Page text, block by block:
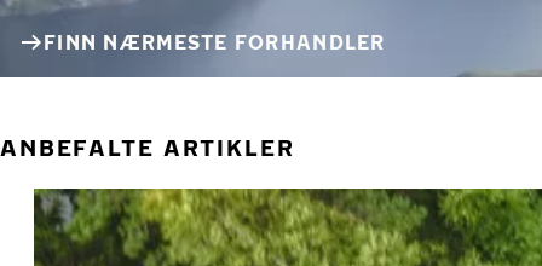
FINN NÆRMESTE FORHANDLER
ANBEFALTE ARTIKLER